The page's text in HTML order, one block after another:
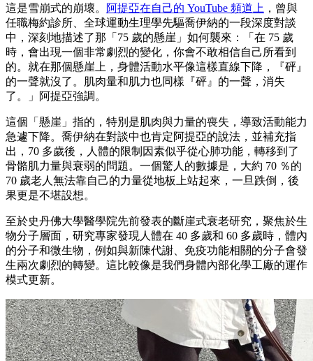
這是雪崩式的崩壞。 阿提亞在自己的 YouTube 頻道上 ，曾與
任職梅約診所、全球運動生理學先驅喬伊納的一段深度對談
中，深刻地描述了那「75 歲的懸崖」如何襲來：「在 75 歲
時，會出現一個非常劇烈的變化，你會不敢相信自己所看到
的。就在那個懸崖上，身體活動水平像這樣直線下降，『砰』
的一聲就沒了。肌肉量和肌力也同樣『砰』的一聲，消失
了。」阿提亞強調。
這個「懸崖」指的，特別是肌肉與力量的喪失，導致活動能力
急遽下降。喬伊納在對談中也肯定阿提亞的說法，並補充指
出，70 多歲後，人體的限制因素似乎從心肺功能，轉移到了
骨骼肌力量與衰弱的問題。一個驚人的數據是，大約 70 ％的
70 歲老人無法靠自己的力量從地板上站起來，一旦跌倒，後
果更是不堪設想。
至於史丹佛大學醫學院先前發表的斷崖式衰老研究，聚焦於生
物分子層面，研究專家發現人體在 40 多歲和 60 多歲時，體內
的分子和微生物，例如與新陳代謝、免疫功能相關的分子會發
生兩次劇烈的轉變。這比較像是我們身體內部化學工廠的運作
模式更新。